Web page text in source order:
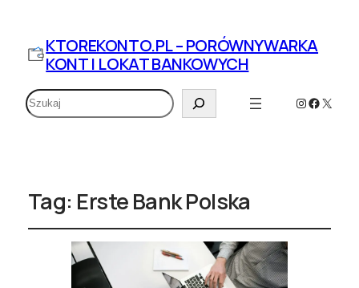
KTOREKONTO.PL – PORÓWNYWARKA
KONT I LOKAT BANKOWYCH
Szukaj Instagram
X
Tag: Erste Bank Polska